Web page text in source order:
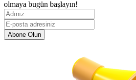
olmaya bugün başlayın!
Abone Olun